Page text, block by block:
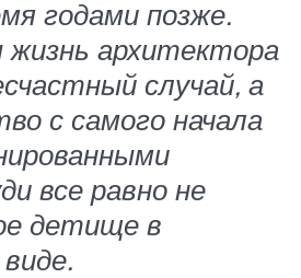
годами позже.
архитектора
случай, а
с самого начала
все равно не
детище в